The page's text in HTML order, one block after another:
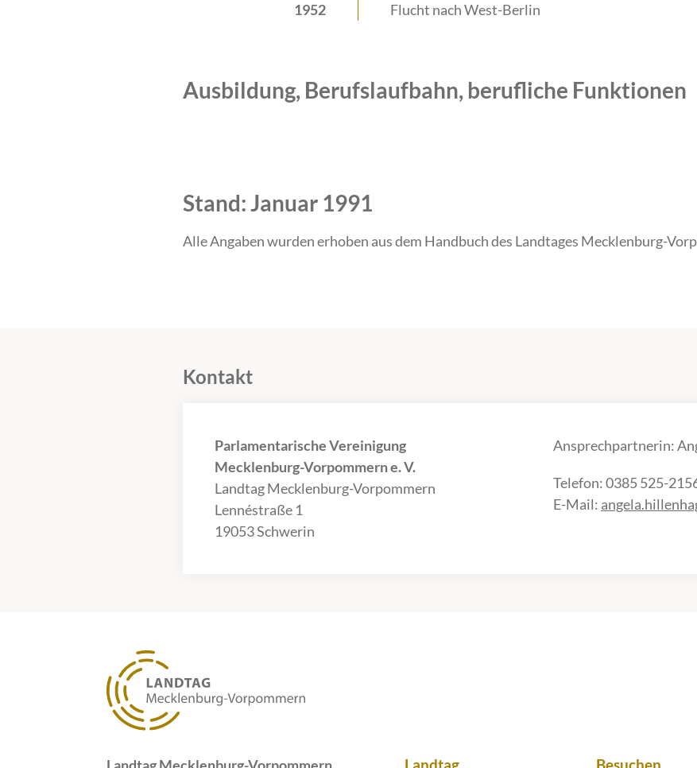
1952 Flucht nach West-Berlin
Ausbildung, Berufslaufbahn, berufliche Funktionen
Stand: Januar 1991
Alle Angaben wurden erhoben aus dem Handbuch des Landtages Mecklenburg-
Kontakt
Parlamentarische Vereinigung
Mecklenburg-Vorpommern e. V.
Landtag Mecklenburg-Vorpommern
Lennéstraße 1
19053 Schwerin
Ansprechpartnerin:
Telefon: 0385 525-
E-Mail: